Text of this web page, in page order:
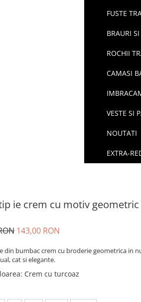
FUSTE
BRAURI
ROCHII
CAMASI
VESTE SI
NOUTATI
EXTRA-
ie crem cu motiv
143,00 RON
din bumbac crem cu broderie geometrica in
cat si elegante.
: Crem cu turcoaz